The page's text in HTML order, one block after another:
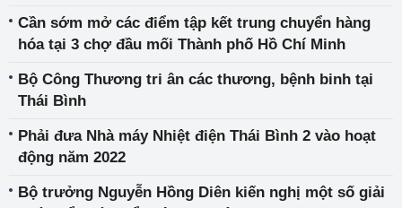
Cần sớm mở các điểm tập kết trung chuyển hàng
hóa tại 3 chợ đầu mối Thành phố Hồ Chí Minh
Bộ Công Thương tri ân các thương, bệnh binh tại
Thái Bình
Phải đưa Nhà máy Nhiệt điện Thái Bình 2 vào hoạt
động năm 2022
Bộ trưởng Nguyễn Hồng Diên kiến nghị một số giải